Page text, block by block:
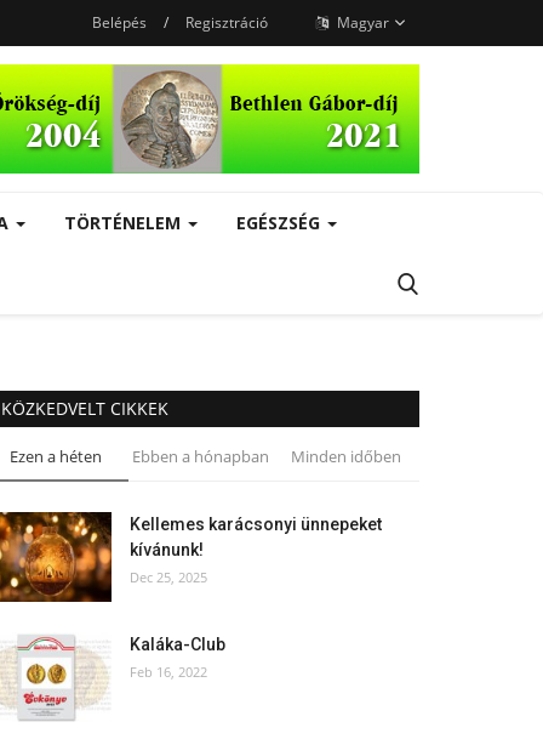
Belépés / Regisztráció Magyar
TÖRTÉNELEM EGÉSZSÉG
KÖZKEDVELT CIKKEK
Ezen a héten Ebben a hónapban Minden időben
Kellemes karácsonyi ünnepeket
kívánunk!
Dec 25, 2025
Kaláka-Club
Feb 16, 2022